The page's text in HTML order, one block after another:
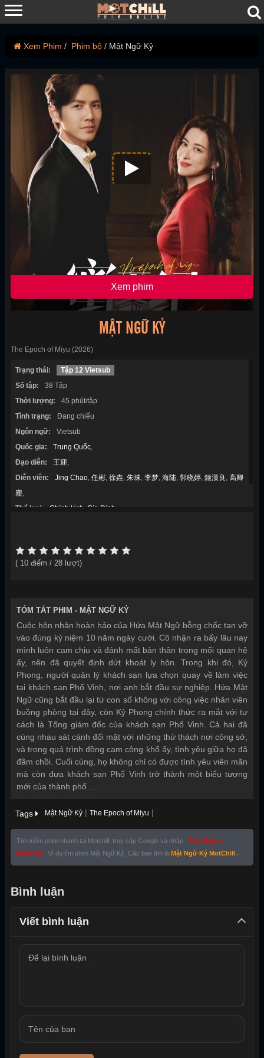
Xem Phim Phim bộ Mật Ngữ Kỷ
Xem phim
MẬT NGỮ KỶ
The Epoch of Miyu (2026)
Trạng thái:
Tập 12 Vietsub
Số tập:
38 Tập
Thời lượng:
45 phút/tập
Tình trạng:
Đang chiếu
Ngôn ngữ:
Vietsub
Quốc gia:
Trung Quốc,
Đạo diễn:
王迎,
Diễn viên:
Jing Chao, 任彬, 徐垚, 朱珠, 李梦, 海陆, 郭晓婷, 鍾漢良 , 高卿
塵,
Thể loại:
Chính kịch Gia Đình
( 10 điểm / 28 lượt)
TÓM TẮT PHIM - MẬT NGỮ KỶ
Cuộc hôn nhân hoàn hảo của Hứa Mật Ngữ bỗng chốc tan vỡ
vào đúng kỷ niệm 10 năm ngày cưới. Cô nhận ra bấy lâu nay
mình luôn cam chịu và đánh mất bản thân trong mối quan hệ
ấy, nên đã quyết định dứt khoát ly hôn. Trong khi đó, Kỷ
Phong, người quản lý khách sạn lựa chọn quay về làm việc
tại khách sạn Phổ Vinh, nơi anh bắt đầu sự nghiệp. Hứa Mật
Ngữ cũng bắt đầu lại từ con số không với công việc nhân viên
buồng phòng tại đây, còn Kỷ Phong chính thức ra mắt với tư
cách là Tổng giám đốc của khách sạn Phổ Vinh. Cả hai đã
cùng nhau sát cánh đối mặt với những thử thách nơi công sở,
và trong quá trình đồng cam cộng khổ ấy, tình yêu giữa họ đã
đầm chồi. Cuối cùng, họ không chỉ có được tình yêu viên mãn
mà còn đưa khách sạn Phổ Vinh trở thành một biểu tượng
mới của thành phố…
Tags Mật Ngữ Kỷ | The Epoch of Miyu |
Tìm kiếm phim nhanh tại Motchill, truy cập Google và nhập , Tên Phim +
MotChill
. Ví dụ tìm phim Mật Ngữ Kỷ, Các bạn tìm là Mật Ngữ Kỷ MotChill .
Bình luận
Viết bình luận